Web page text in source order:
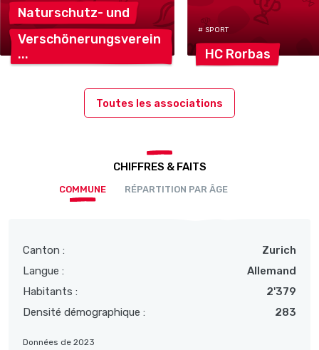
Naturschutz- und
Verschönerungsverein
# SPORT
HC Rorbas
Toutes les associations
CHIFFRES & FAITS
COMMUNE RÉPARTITION PAR ÂGE
Canton :
Zurich
Langue :
Allemand
Habitants :
2'379
Densité démographique :
283
Données de 2023